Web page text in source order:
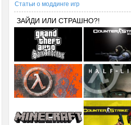
Статьи о моддинге игр
ЗАЙДИ ИЛИ СТРАШНО?!